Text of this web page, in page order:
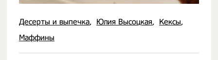
Десерты и выпечка Юлия Высоцкая
Кексы
Маффины